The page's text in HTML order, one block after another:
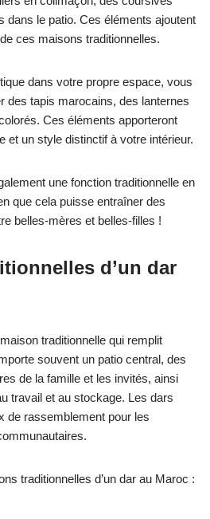
dans le patio. Ces éléments ajoutent
ces maisons traditionnelles.
dans votre propre espace, vous
des tapis marocains, des lanternes
Ces éléments apporteront
et un style distinctif à votre intérieur.
une fonction traditionnelle en
que cela puisse entraîner des
belles-mères et belles-filles !
d’un dar
traditionnelle qui remplit
souvent un patio central, des
de la famille et les invités, ainsi
travail et au stockage. Les dars
de rassemblement pour les
traditionnelles d’un dar au Maroc :